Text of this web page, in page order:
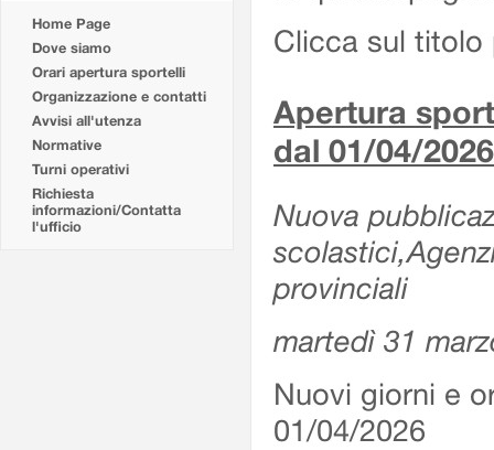
Home Page
Dove siamo
Orari apertura sportelli
Organizzazione e contatti
Avvisi all'utenza
Normative
Turni operativi
Richiesta
informazioni/Contatta
l'ufficio
Clicca sul titolo
Apertura
dal 01/04/2026
Nuova
provinciali
martedì 31
Nuovi giorni e
01/04/2026